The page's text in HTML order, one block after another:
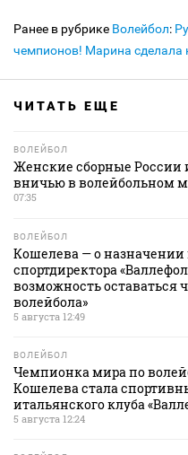
Ранее в рубрике Волейбол:
чемпионов! Марина сделала
ЧИТАТЬ ЕЩЕ
ВОЛЕЙБОЛ
Женские сборные России
вничью в волейбольном
07:35
ВОЛЕЙБОЛ
Кошелева — о назначении
спортдиректора
возможность оставаться
волейбола»
5 августа 12:49
ВОЛЕЙБОЛ
Чемпионка мира по
Кошелева стала
итальянского клуба
5 августа 12:24